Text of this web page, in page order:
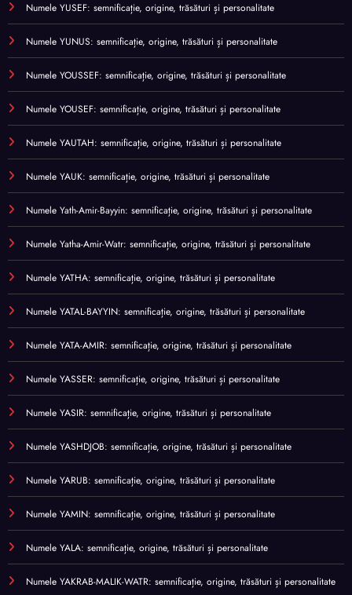
Numele YUSEF: semnificație, origine, trăsături și personalitate
Numele YUNUS: semnificație, origine, trăsături și personalitate
Numele YOUSSEF: semnificație, origine, trăsături și personalitate
Numele YOUSEF: semnificație, origine, trăsături și personalitate
Numele YAUTAH: semnificație, origine, trăsături și personalitate
Numele YAUK: semnificație, origine, trăsături și personalitate
Numele Yath-Amir-Bayyin: semnificație, origine, trăsături și personalitate
Numele Yatha-Amir-Watr: semnificație, origine, trăsături și personalitate
Numele YATHA: semnificație, origine, trăsături și personalitate
Numele YATAL-BAYYIN: semnificație, origine, trăsături și personalitate
Numele YATA-AMIR: semnificație, origine, trăsături și personalitate
Numele YASSER: semnificație, origine, trăsături și personalitate
Numele YASIR: semnificație, origine, trăsături și personalitate
Numele YASHDJOB: semnificație, origine, trăsături și personalitate
Numele YARUB: semnificație, origine, trăsături și personalitate
Numele YAMIN: semnificație, origine, trăsături și personalitate
Numele YALA: semnificație, origine, trăsături și personalitate
Numele YAKRAB-MALIK-WATR: semnificație, origine, trăsături și personalitate